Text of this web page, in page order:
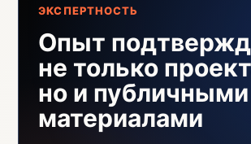
ЭКСПЕРТНОСТЬ
Опыт
не только
но и публичными
материалами